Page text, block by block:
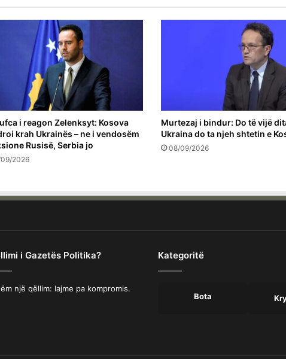
i reagon Zelenksyt: Kosova
krah Ukrainës – ne i vendosëm
Rusisë, Serbia jo
2026
Murtezaj i bindur: Do të vijë
Ukraina do ta njeh shtetin e
08/09/2026
i Gazetës Politika?
një qëllim: lajme pa kompromis.
Kategoritë
Bota